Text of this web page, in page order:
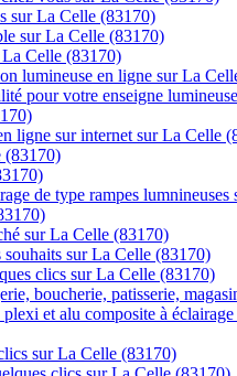
sur La Celle (83170)
sur La Celle (83170)
La Celle (83170)
lumineuse en ligne sur La
pour votre enseigne
ligne sur internet sur La Celle
(83170)
de type rampes
sur La Celle (83170)
sur La Celle (83170)
clics sur La Celle (83170)
boucherie, patisserie,
et alu composite à
sur La Celle (83170)